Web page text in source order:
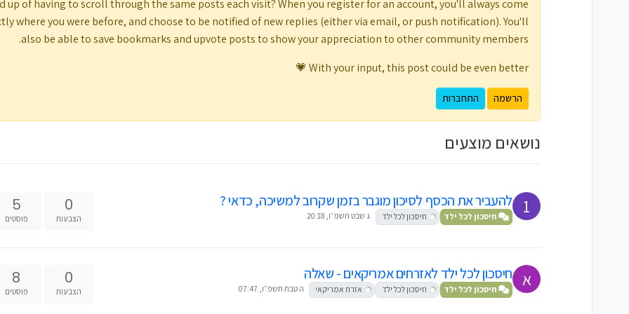
up of having to scroll through the same posts each visit? When you register for an account, you'll always come
where you were before, and choose to be notified of new replies (either via email, or push notification). You'll
also be able to save bookmarks and upvote posts to show your appreciation to other community members.
With your input, this post could be even better 💗
הרשמה התחברות
נושאים מוצעים
1 להעביר את הכסף לסיכון מוגבר בזמן שקרוב למשיכה, כדאי ?
חיסכון לכל ילד חיסכון לכל ילד ג שבט תשפ״ו, 20:18
0
הצבעות
5
פוסטים
א חיסכון לכל ילד לאזרחים אמריקאים - שאלה
חיסכון לכל ילד חיסכון לכל ילד אזרח אמריקאי ה טבת תשפ״ו, 07:47
0
הצבעות
8
פוסטים